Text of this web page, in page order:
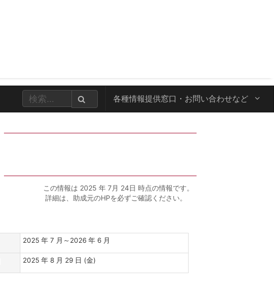
各種情報提供窓口・ お問い合わせなど
この情報は 2025 年 7月 24日 時点の情報です。
詳細は、助成元のHPを必ずご確認ください。
2025 年 7 月～2026 年 6 月
2025 年 8 月 29 日 (金)